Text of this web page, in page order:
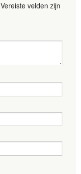
Vereiste velden zijn